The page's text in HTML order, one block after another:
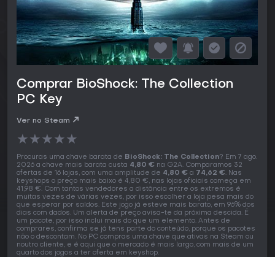
Comprar BioShock: The Collection
PC Key
Ver no Steam
★★★★★
Procuras uma chave barata de BioShock: The Collection? Em 7 ago.
2026 a chave mais barata custa 4,80 € na G2A. Comparamos 32
ofertas de 16 lojas, com uma amplitude de 4,80 € a 74,62 €. Nas
keyshops o preço mais baixo é 4,80 €, nas lojas oficiais começa em
41,98 €. Com tantos vendedores a distância entre os extremos é
muitas vezes de várias vezes, por isso escolher a loja pesa mais do
que esperar por saldos. Este jogo já esteve mais barato, em 96% dos
dias com dados. Um alerta de preço avisa-te da próxima descida. É
um pacote, por isso inclui mais do que um elemento. Antes de
comprares, confirma se já tens parte do conteúdo, porque os pacotes
não o descontam. No PC compras uma chave que ativas na Steam ou
noutro cliente, e é aqui que o mercado é mais largo, com mais de um
quarto dos jogos a ter oferta em keyshop.